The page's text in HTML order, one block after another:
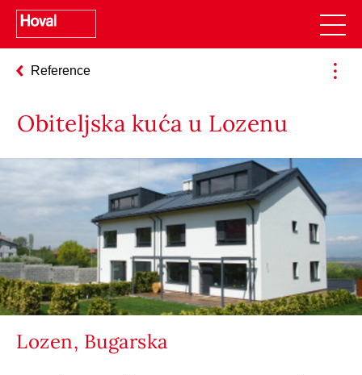
Reference
Obiteljska kuća u Lozenu
Lozen, Bugarska